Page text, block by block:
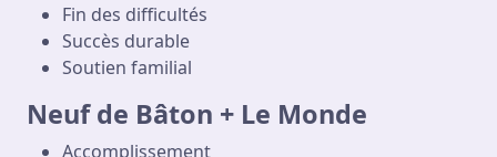
Fin des difficultés
Succès durable
Soutien familial
Neuf de Bâton + Le Monde
Accomplissement